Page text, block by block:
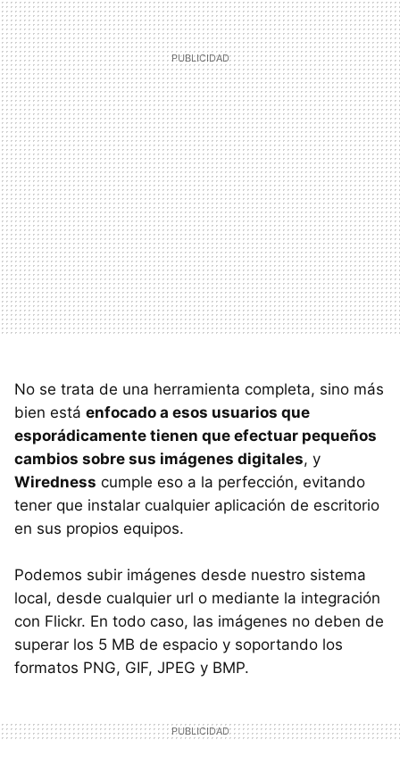
No se trata de una herramienta completa, sino más
bien está enfocado a esos usuarios que
esporádicamente tienen que efectuar pequeños
cambios sobre sus imágenes digitales, y
Wiredness cumple eso a la perfección, evitando
tener que instalar cualquier aplicación de escritorio
en sus propios equipos.
Podemos subir imágenes desde nuestro sistema
local, desde cualquier url o mediante la integración
con Flickr. En todo caso, las imágenes no deben de
superar los 5 MB de espacio y soportando los
formatos PNG, GIF, JPEG y BMP.